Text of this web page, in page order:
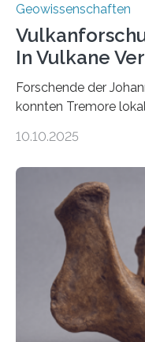
Geowissenschaften
In Vulkane
Forschende der
konnten Tremore
Vulkan? Was passiert
erzeugt durch
Schlote einen Weg
Miriam Christina
Johannes
Team haben am
solche Tremore
nicht nur
10.10.2025